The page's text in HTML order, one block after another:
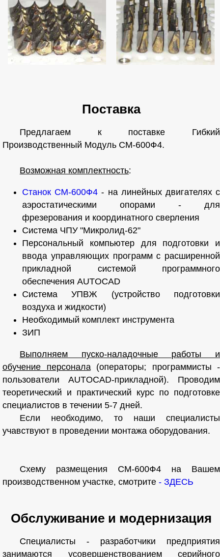
Поставка
Предлагаем к поставке Гибкий
Производственный Модуль СМ-600Ф4.
Возможная комплектность:
Станок СМ-600Ф4 - на линейных двигателях с
аэростатическими опорами - для
фрезерования и координатного сверления
Система ЧПУ "Микролид-62"
Персональный компьютер для подготовки и
ввода управляющих программ с расширенной
прикладной системой программного
обеспечения AUTOCAD
Система УПВЖ (устройство подготовки
воздуха и жидкости)
Необходимый комплект инструмента
ЗИП
Выполняем пуско-наладочные работы и
обучение персонала(операторы; программисты -
пользователи AUTOCAD-прикладной). Проводим
теоретический и практический курс по подготовке
специалистов в течении 5-7 дней.
Если необходимо, то наши специалисты
учавствуют в проведении монтажа оборудования.
Схему размещения СМ-600Ф4 на Вашем
производственном участке, смотрите - ЗДЕСЬ
Обслуживание и модернизация
Специалисты - разработчики предприятия
занимаются усовершенствованием серийного